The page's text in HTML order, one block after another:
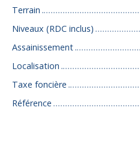
Terrain
Niveaux (RDC inclus)
Assainissement
Localisation
Taxe foncière
Référence